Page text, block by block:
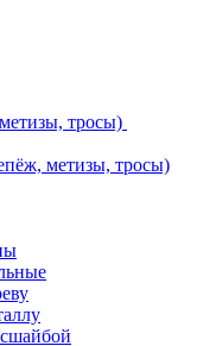
тросы)
метизы, тросы)